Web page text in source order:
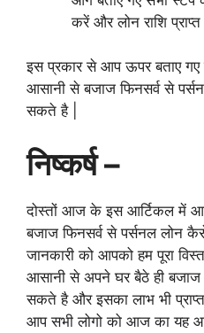
करें और लोन राशि प्राप्त
इस प्रकार से आप ऊपर बताए
आसानी से बजाज फिनसर्व से
सकते है |
निष्कर्ष –
दोस्तों आज के इस आर्टिकल में आप
बजाज फिनसर्व से पर्सनल लोन
जानकारी को आपको हम पूरा
आसानी से अपने घर बैठे ही बजाज
सकते है और इसका लाभ भी
आप सभी लोगो को आज का यह